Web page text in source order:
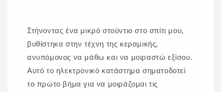
Στήνοντας ένα μικρό στούντιο στο σπίτι μου,
βυθίστηκα στην τέχνη της κεραμικής,
ανυπόμονος να μάθω και να μοιραστώ εξίσου.
Αυτό το ηλεκτρονικό κατάστημα σηματοδοτεί
το πρώτο βήμα για να μοιράζομαι τις